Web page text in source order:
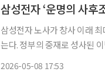
삼성전자 ‘운명의 사
삼성전자 노사가 창사 이래
는다. 정부의 중재로 성사된
2026-05-08 17:53